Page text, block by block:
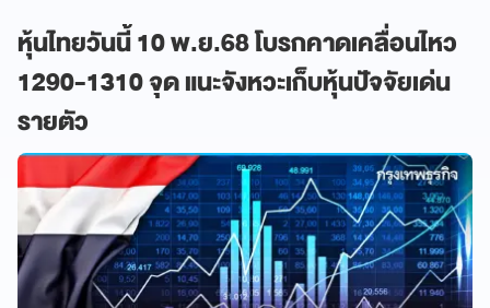
หุ้นไทยวันนี้ 10 พ.ย.68 โบรกคาดเคลื่อนไหว
1290-1310 จุด แนะจังหวะเก็บหุ้นปัจจัยเด่น
รายตัว